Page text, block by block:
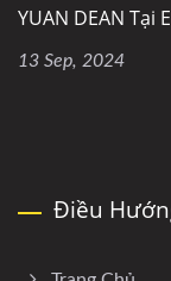
YUAN DEAN Tại
13 Sep, 2024
Điều